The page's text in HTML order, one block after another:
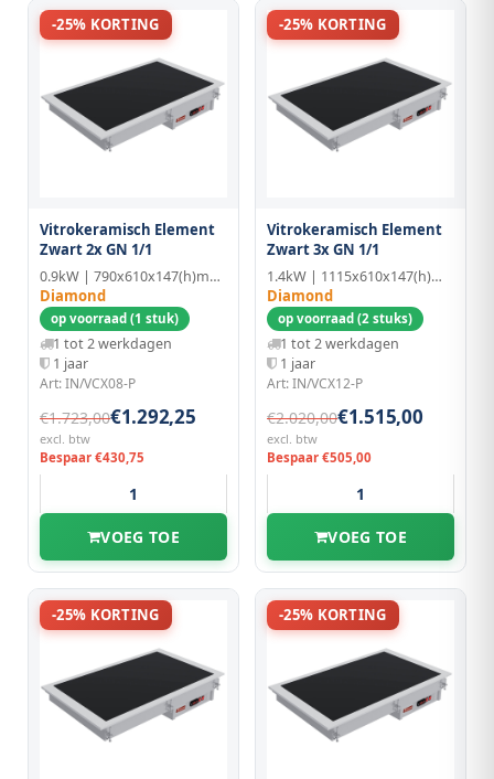
-25% KORTING
Vitrokeramisch Element
Zwart 2x GN 1/1
0.9kW | 790x610x147(h)mm | 2x GN 1/1
Diamond
op voorraad (1 stuk)
1 tot 2 werkdagen
1 jaar
Art: IN/VCX08-P
€1.723,00€1.292,25
excl. btw
Bespaar €430,75
VOEG TOE
-25% KORTING
Vitrokeramisch Element
Zwart 3x GN 1/1
1.4kW | 1115x610x147(h)mm | 3x GN 1/1
Diamond
op voorraad (2 stuks)
1 tot 2 werkdagen
1 jaar
Art: IN/VCX12-P
€2.020,00€1.515,00
excl. btw
Bespaar €505,00
VOEG TOE
-25% KORTING -25% KORTING